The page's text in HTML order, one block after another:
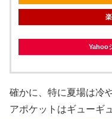
Yahoo
確かに、特に夏場は冷
アポケットはギューギ